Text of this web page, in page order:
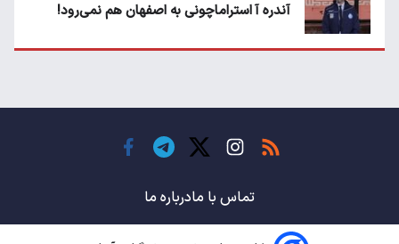
آندره آ استراماچونی به اصفهان هم نمی‌رود!
حسن روی هوا!
باشگاه های جهان
تماس با مادرباره ما